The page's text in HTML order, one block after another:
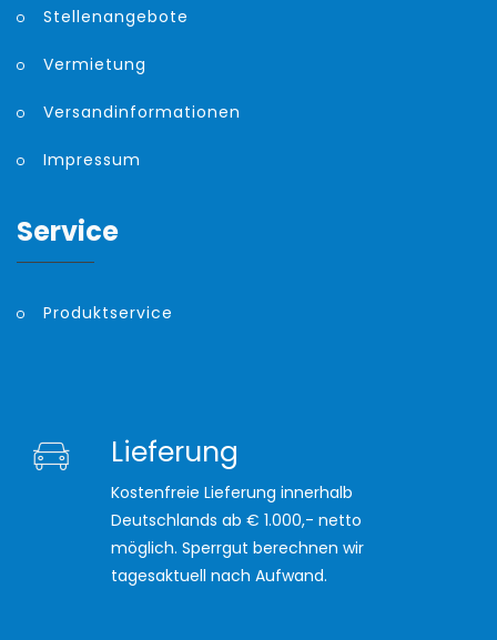
Stellenangebote
Vermietung
Versandinformationen
Impressum
Service
Produktservice
Lieferung
Kostenfreie Lieferung innerhalb
Deutschlands ab € 1.000,- netto
möglich. Sperrgut berechnen wir
tagesaktuell nach Aufwand.